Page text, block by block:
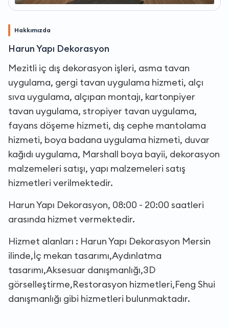
Hakkımızda
Harun Yapı Dekorasyon
Mezitli iç dış dekorasyon işleri, asma tavan
uygulama, gergi tavan uygulama hizmeti, alçı
sıva uygulama, alçıpan montajı, kartonpiyer
tavan uygulama, stropiyer tavan uygulama,
fayans döşeme hizmeti, dış cephe mantolama
hizmeti, boya badana uygulama hizmeti, duvar
kağıdı uygulama, Marshall boya bayii, dekorasyon
malzemeleri satışı, yapı malzemeleri satış
hizmetleri verilmektedir.
Harun Yapı Dekorasyon, 08:00 - 20:00 saatleri
arasında hizmet vermektedir.
Hizmet alanları : Harun Yapı Dekorasyon Mersin
ilinde,İç mekan tasarımı,Aydınlatma
tasarımı,Aksesuar danışmanlığı,3D
görselleştirme,Restorasyon hizmetleri,Feng Shui
danışmanlığı gibi hizmetleri bulunmaktadır.